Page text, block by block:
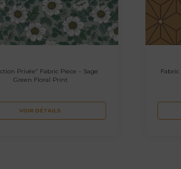
Privée” Fabric Piece – Sage
Green Floral Print
VOIR DÉTAILS
Fabric